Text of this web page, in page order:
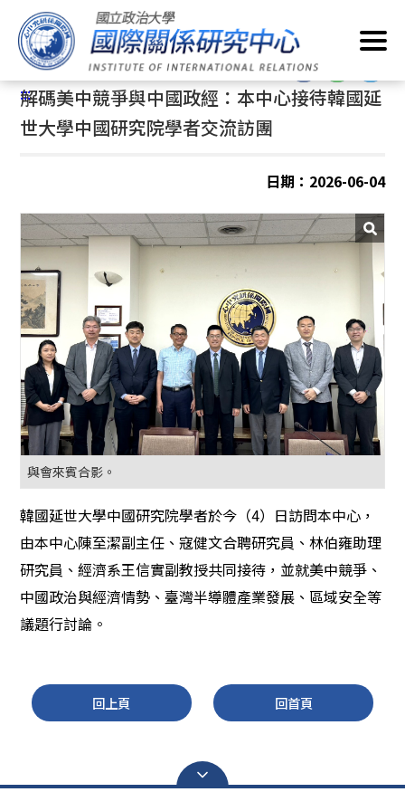
到
主
要
內
容
首頁/ 最新消息/一般事項
:::
:::
解碼美中競爭與中國政經：本中心接待韓國延
世大學中國研究院學者交流訪團
日期：2026-06-04
與會來賓合影。
韓國延世大學中國研究院學者於今（4）日訪問本中心，
由本中心陳至潔副主任、寇健文合聘研究員、林伯雍助理
研究員、經濟系王信實副教授共同接待，並就美中競爭、
中國政治與經濟情勢、臺灣半導體產業發展、區域安全等
議題行討論。
回上頁 回首頁